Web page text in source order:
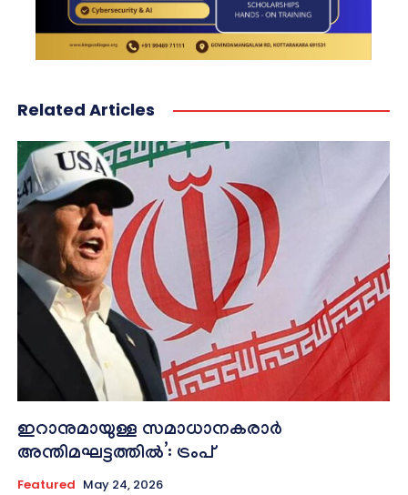
Related Articles
ഇറാനുമായുള്ള സമാധാനകരാർ
അന്തിമഘട്ടത്തിൽ‌’: ട്രംപ്
Featured May 24, 2026